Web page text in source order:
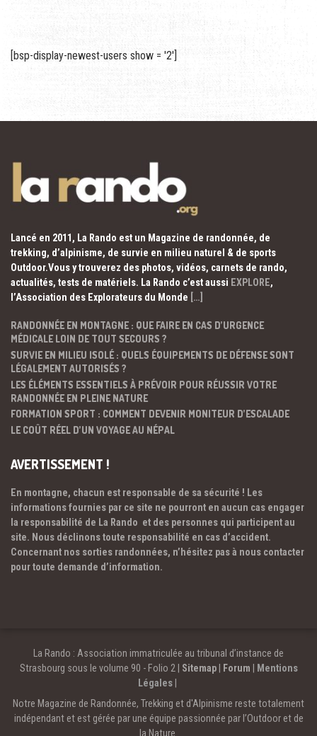
[bsp-display-newest-users show = '2']
Lancé en 2011, La Rando est un Magazine de randonnée, de
trekking, d’alpinisme, de survie en milieu naturel & de sports
Outdoor.Vous y trouverez des photos, vidéos, carnets de rando,
actualités, tests de matériels. La Rando c’est aussi EXPLORE,
l’Association des Explorateurs du Monde […]
RANDONNÉE EN MONTAGNE : QUE FAIRE EN CAS D’URGENCE
MÉDICALE LOIN DE TOUT SECOURS ?
SURVIE EN MILIEU ISOLÉ : QUELS ÉQUIPEMENTS DE DÉFENSE SONT
LÉGALEMENT AUTORISÉS ?
LES ÉLÉMENTS ESSENTIELS À PRÉVOIR POUR RÉUSSIR VOTRE
RANDONNÉE EN PLEINE NATURE
FORMATION SPORT : COMMENT DEVENIR MONITEUR D’ESCALADE
LE COÛT RÉEL D’UN VOYAGE AU NÉPAL
AVERTISSEMENT !
En montagne, chacun est responsable de sa sécurité ! Les
informations fournies par ce site ne pourront en aucun cas engager
la responsabilité de La Rando et des personnes qui participent au
site. Nous déclinons toute responsabilité en cas d’accident.
Concernant nos sorties randonnées, n’hésitez pas à nous contacter
pour toute demande d’information.
La Rando : Association immatriculée au tribunal d’instance de
Strasbourg sous le volume 90 - Folio 2 | Sitemap| Forum
Mentions
Légales
Notre Magazine de Randonnée, Trekking et d'Alpinisme reste totalement
indépendant et est gérée par une équipe passionnée par l’Outdoor et de
la Nature.